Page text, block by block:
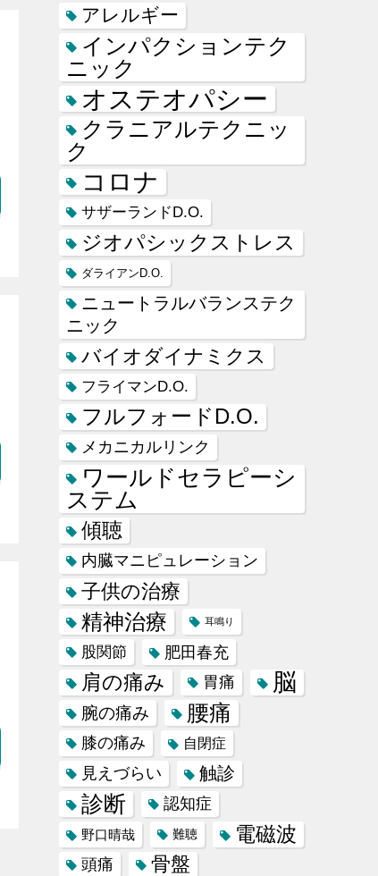
アレルギー
インパクションテク
ニック
オステオパシー
クラニアルテクニッ
ク
コロナ
サザーランドD.O.
ジオパシックストレス
ダライアンD.O.
ニュートラルバランステク
ニック
バイオダイナミクス
フライマンD.O.
フルフォードD.O.
メカニカルリンク
ワールドセラピーシ
ステム
傾聴
内臓マニピュレーション
子供の治療
精神治療 耳鳴り
股関節 肥田春充
肩の痛み 胃痛 脳
腕の痛み 腰痛
膝の痛み 自閉症
見えづらい 触診
診断 認知症
野口晴哉 難聴 電磁波
頭痛 骨盤